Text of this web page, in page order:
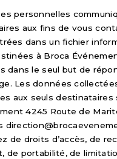
personnelles
aux fins de vous
dans un fichier
à Broca
dans le seul but de
Les données
aux seuls destinataires
4245 Route de
de droits d’accès, de
de portabilité, de